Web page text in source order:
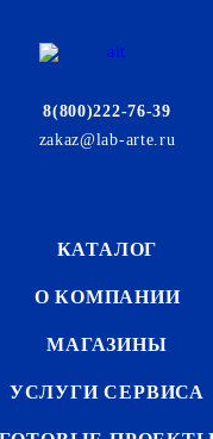
8(800)222-76-39
zakaz@lab-arte.ru
КАТАЛОГ
О КОМПАНИИ
МАГАЗИНЫ
УСЛУГИ СЕРВИСА